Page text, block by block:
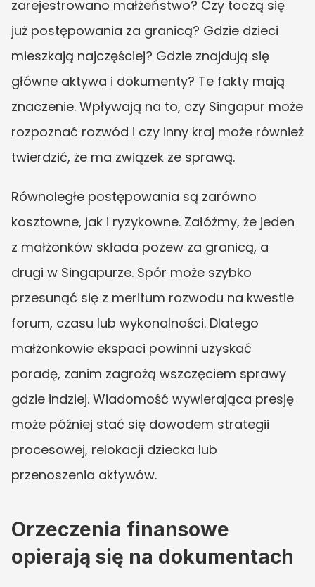
zarejestrowano małżeństwo? Czy toczą się
już postępowania za granicą? Gdzie dzieci
mieszkają najczęściej? Gdzie znajdują się
główne aktywa i dokumenty? Te fakty mają
znaczenie. Wpływają na to, czy Singapur może
rozpoznać rozwód i czy inny kraj może również
twierdzić, że ma związek ze sprawą.
Równoległe postępowania są zarówno
kosztowne, jak i ryzykowne. Załóżmy, że jeden
z małżonków składa pozew za granicą, a
drugi w Singapurze. Spór może szybko
przesunąć się z meritum rozwodu na kwestie
forum, czasu lub wykonalności. Dlatego
małżonkowie ekspaci powinni uzyskać
poradę, zanim zagrożą wszczęciem sprawy
gdzie indziej. Wiadomość wywierająca presję
może później stać się dowodem strategii
procesowej, relokacji dziecka lub
przenoszenia aktywów.
Orzeczenia finansowe
opierają się na dokumentach